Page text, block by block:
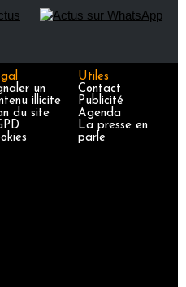
un
illicite
du site
Utiles
Contact
Publicité
Agenda
La presse en
parle